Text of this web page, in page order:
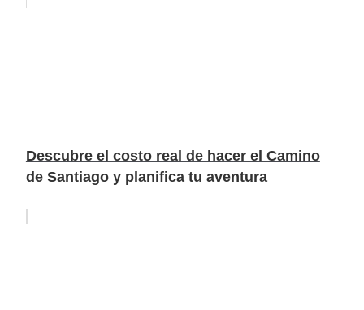
Descubre el costo real de hacer el Camino
de Santiago y planifica tu aventura